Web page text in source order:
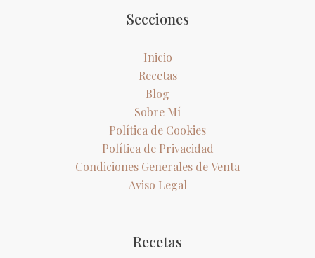
Secciones
Inicio
Recetas
Blog
Sobre Mí
Política de Cookies
Política de Privacidad
Condiciones Generales de Venta
Aviso Legal
Recetas